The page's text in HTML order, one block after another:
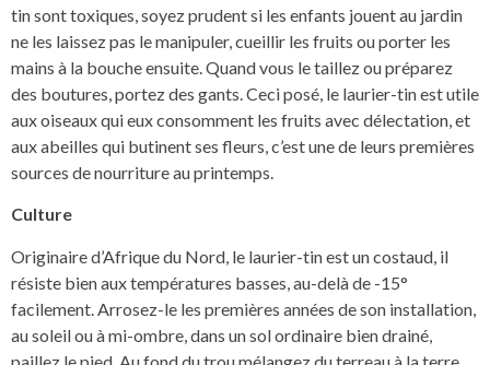
tin sont toxiques, soyez prudent si les enfants jouent au jardin
ne les laissez pas le manipuler, cueillir les fruits ou porter les
mains à la bouche ensuite. Quand vous le taillez ou préparez
des boutures, portez des gants. Ceci posé, le laurier-tin est utile
aux oiseaux qui eux consomment les fruits avec délectation, et
aux abeilles qui butinent ses fleurs, c’est une de leurs premières
sources de nourriture au printemps.
Culture
Originaire d’Afrique du Nord, le laurier-tin est un costaud, il
résiste bien aux températures basses, au-delà de -15°
facilement. Arrosez-le les premières années de son installation,
au soleil ou à mi-ombre, dans un sol ordinaire bien drainé,
paillez le pied. Au fond du trou mélangez du terreau à la terre